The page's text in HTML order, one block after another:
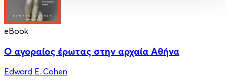
eBook
Ο αγοραίος έρωτας στην αρχαία Αθήνα
Edward E. Cohen